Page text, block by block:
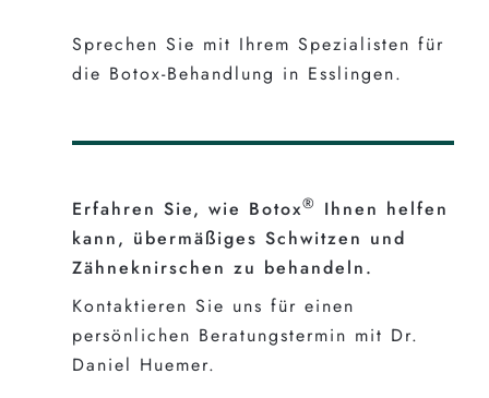
Sprechen Sie mit Ihrem Spezialisten für
die Botox-Behandlung in Esslingen.
Erfahren Sie, wie Botox® Ihnen helfen
kann, übermäßiges Schwitzen und
Zähneknirschen zu behandeln.
Kontaktieren Sie uns für einen
persönlichen Beratungstermin mit Dr.
Daniel Huemer.